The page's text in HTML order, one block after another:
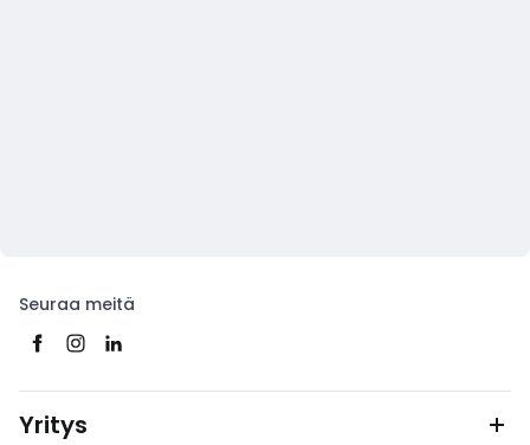
Seuraa meitä
Yritys